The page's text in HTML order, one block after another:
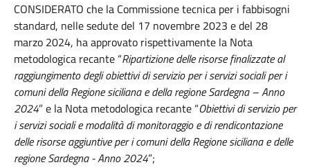
CONSIDERATO che la Commissione tecnica per i fabbisogni
standard, nelle sedute del 17 novembre 2023 e del 28
marzo 2024, ha approvato rispettivamente la Nota
metodologica recante “Ripartizione delle risorse finalizzate al
raggiungimento degli obiettivi di servizio per i servizi sociali per i
comuni della Regione siciliana e della regione Sardegna – Anno
2024” e la Nota metodologica recante “Obiettivi di servizio per
i servizi sociali e modalità di monitoraggio e di rendicontazione
delle risorse aggiuntive per i comuni della Regione siciliana e delle
regione Sardegna - Anno 2024”;